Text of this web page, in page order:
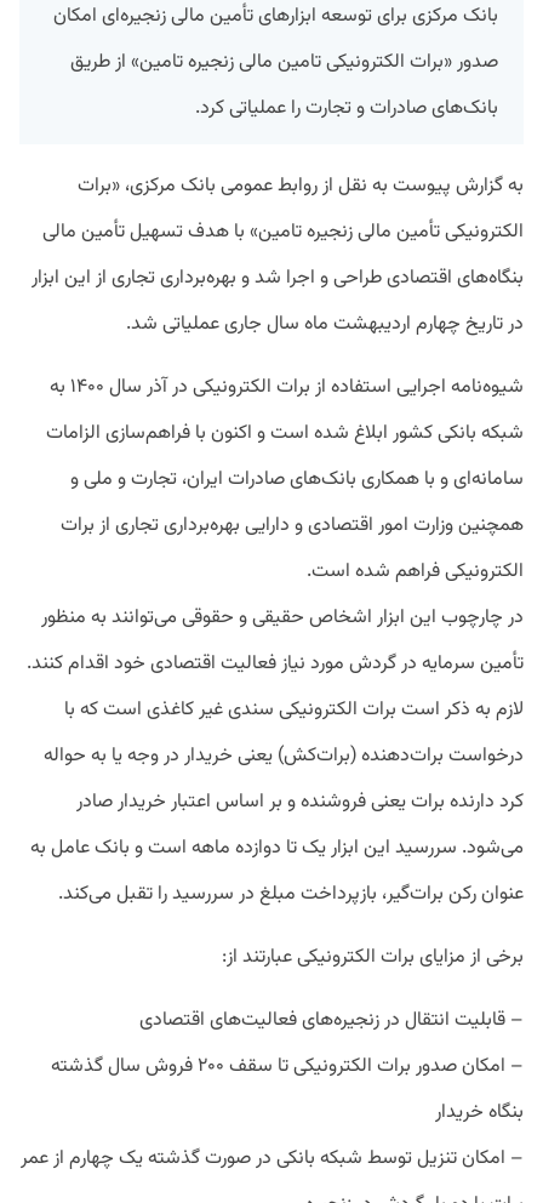
بانک مرکزی برای توسعه ابزار‌های تأمین مالی زنجیره‌ای امکان
صدور «برات الکترونیکی تامین مالی زنجیره تامین» از طریق
بانک‌های صادرات و تجارت را عملیاتی کرد.
به گزارش پیوست به نقل از روابط عمومی بانک مرکزی، «برات
الکترونیکی تأمین مالی زنجیره تامین» با هدف تسهیل تأمین مالی
بنگاه‌های اقتصادی طراحی و اجرا شد و بهره‌برداری تجاری از این ابزار
در تاریخ چهارم اردیبهشت ماه سال جاری عملیاتی شد.
شیوه‌نامه اجرایی استفاده از برات الکترونیکی در آذر سال ۱۴۰۰ به
شبکه بانکی کشور ابلاغ شده است و اکنون با فراهم‌سازی الزامات
سامانه‌ای و با همکاری بانک‌های صادرات ایران، تجارت و ملی و
همچنین وزارت امور اقتصادی و دارایی بهره‌برداری تجاری از برات
الکترونیکی فراهم شده است.
در چارچوب این ابزار اشخاص حقیقی و حقوقی می‌توانند به منظور
تأمین سرمایه در گردش مورد نیاز فعالیت اقتصادی خود اقدام کنند.
لازم به ذکر است برات الکترونیکی سندی غیر کاغذی است که با
درخواست برات‌دهنده (برات‌کش) یعنی خریدار در وجه یا به حواله
کرد دارنده برات یعنی فروشنده و بر اساس اعتبار خریدار صادر
می‌شود. سررسید این ابزار یک تا دوازده ماهه است و بانک عامل به
عنوان رکن برات‌گیر، بازپرداخت مبلغ در سررسید را تقبل می‌کند.
برخی از مزایای برات الکترونیکی عبارتند از:
– قابلیت انتقال در زنجیره‌های فعالیت‌های اقتصادی
– امکان صدور برات الکترونیکی تا سقف ۲۰۰ فروش سال گذشته
بنگاه خریدار
– امکان تنزیل توسط شبکه بانکی در صورت گذشته یک چهارم از عمر